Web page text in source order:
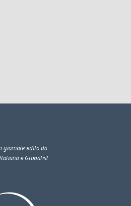
giornale edito da
e Globalist